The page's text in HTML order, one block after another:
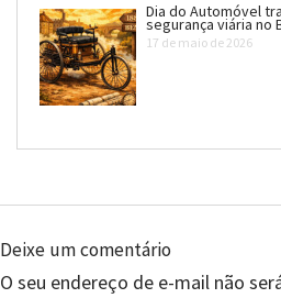
Dia do Automóvel
segurança viária no
17 de maio de 2026
Deixe um comentário
O seu endereço de e-mail não